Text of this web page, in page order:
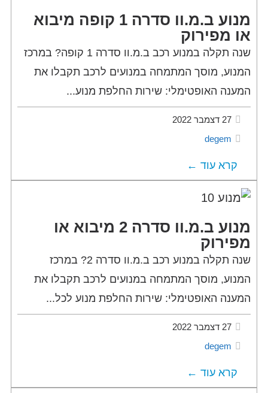
מנוע ב.מ.וו סדרה 1 קופה מיבוא
או מפירוק
שנה תקלה במנוע רכב ב.מ.וו סדרה 1 קופה? במרכז
המנוע, מוסך המתמחה במנועים לרכב תקבלו את
המענה האופטימלי: שירות החלפת מנוע...
27 דצמבר 2022
degem
קרא עוד ←
מנוע ב.מ.וו סדרה 2 מיבוא או
מפירוק
שנה תקלה במנוע רכב ב.מ.וו סדרה 2? במרכז
המנוע, מוסך המתמחה במנועים לרכב תקבלו את
המענה האופטימלי: שירות החלפת מנוע לכל...
27 דצמבר 2022
degem
קרא עוד ←